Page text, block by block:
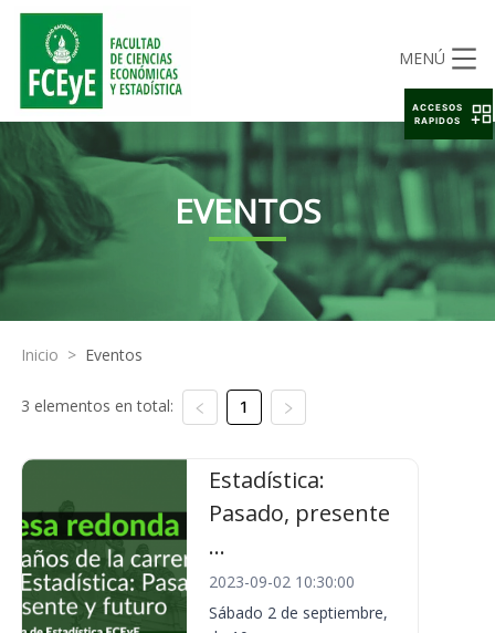
MENÚ
EVENTOS
Inicio > Eventos
3 elementos en total: 1
Estadística:
Pasado, presente
...
2023-09-02 10:30:00
Sábado 2 de septiembre,
ACCESOS
RAPIDOS